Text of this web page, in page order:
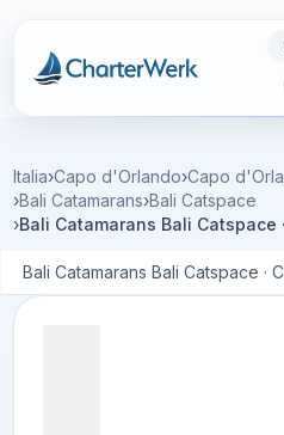
Charterwerk
Italia›Capo d'Orlando›Capo
›Bali Catamarans›Bali Catspace
›Bali Catamarans Bali Catspace
Bali Catamarans Bali Catspace ·